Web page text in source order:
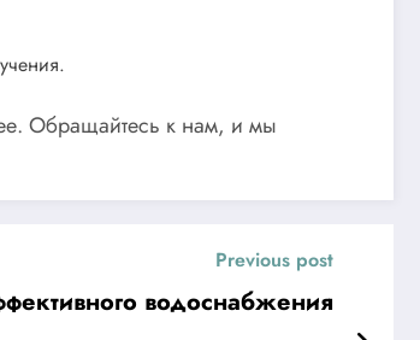
Обращайтесь к нам, и мы
Previous post
водоснабжения